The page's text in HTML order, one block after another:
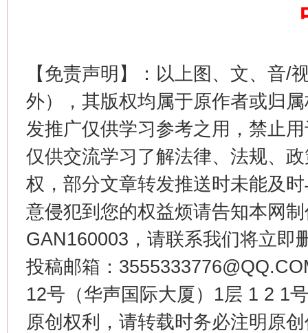
【免责声明】：以上图、文、音/
外），其版权均属于原作者或归
发推广仅供学习参考之用，禁止
仅供交流学习了解法律、法规、
权，部分文章转发推送时未能及
意侵犯到您的权益烦请告知本网
GAN160003，请联系我们将立即
投稿邮箱：
12号（华声国际大厦）1层 1 2 1
原创权利，请转载时务必注明原
魏明亮